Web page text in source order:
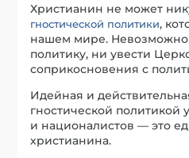
Христианин не может
гностической политики,
нашем мире.
политику, ни увести
соприкосновения с
Идейная и
гностической политикой
и националистов — это
христианина.